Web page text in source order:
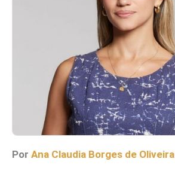
Por Ana Claudia Borges de Oliveira